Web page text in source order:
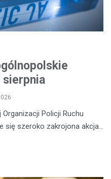
sierpnia
Policji Ruchu
się szeroko zakrojona akcja…